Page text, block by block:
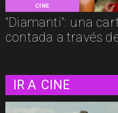
CINE
"Diamanti": una
contada a través
IR A CINE